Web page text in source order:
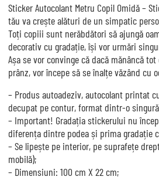
Sticker Autocolant Metru Copil Omidă –
tău va crește alături de un simpatic
Toți copiii sunt nerăbdători să ajungă
decorativ cu gradație, își vor urmări
Așa se vor convinge că dacă mănâncă
prânz, vor începe să se înalțe văzând cu
– Produs autoadeziv, autocolant printat
decupat pe contur, format dintr-o
– Important! Gradația stickerului nu
diferența dintre podea și prima gradație
– Se lipește pe interior, pe suprafețe
mobilă);
– Dimensiuni: 100 cm X 22 cm;